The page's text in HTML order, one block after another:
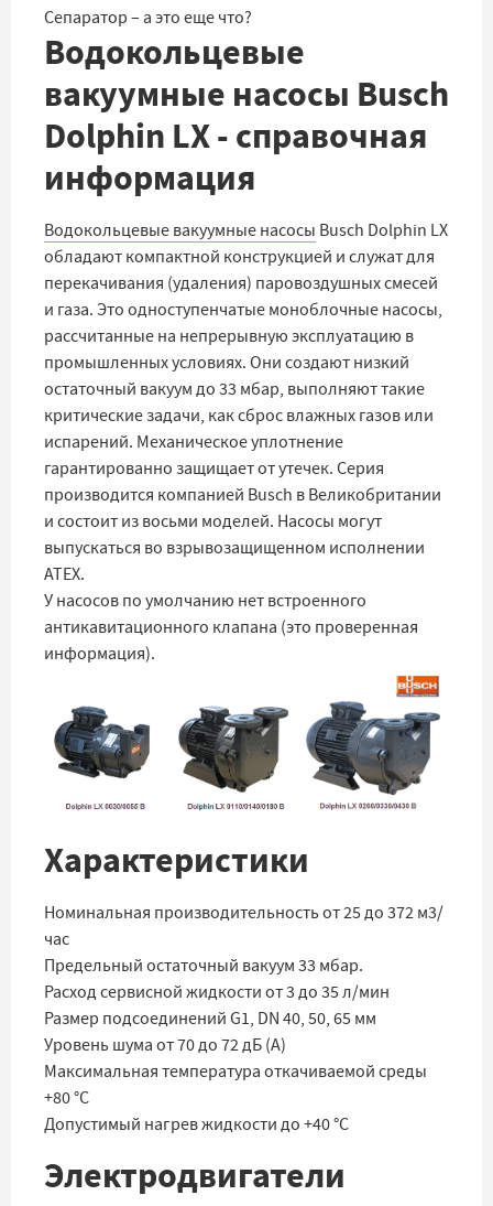
Сепаратор – а это еще что?
Водокольцевые
вакуумные насосы Busch
Dolphin LX - справочная
информация
Водокольцевые вакуумные насосы Busch Dolphin LX
обладают компактной конструкцией и служат для
перекачивания (удаления) паровоздушных смесей
и газа. Это одноступенчатые моноблочные насосы,
рассчитанные на непрерывную эксплуатацию в
промышленных условиях. Они создают низкий
остаточный вакуум до 33 мбар, выполняют такие
критические задачи, как сброс влажных газов или
испарений. Механическое уплотнение
гарантированно защищает от утечек. Серия
производится компанией Busch в Великобритании
и состоит из восьми моделей. Насосы могут
выпускаться во взрывозащищенном исполнении
ATEX.
У насосов по умолчанию нет встроенного
антикавитационного клапана (это проверенная
информация).
Характеристики
Номинальная производительность от 25 до 372 м3/
час
Предельный остаточный вакуум 33 мбар.
Расход сервисной жидкости от 3 до 35 л/мин
Размер подсоединений G1, DN 40, 50, 65 мм
Уровень шума от 70 до 72 дБ (А)
Максимальная температура откачиваемой среды
+80 °C
Допустимый нагрев жидкости до +40 °C
Электродвигатели